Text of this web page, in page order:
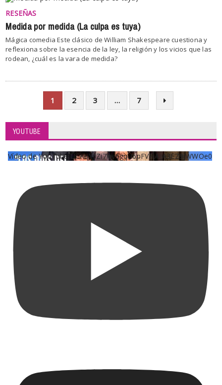
RESEÑAS
Medida por medida (La culpa es tuya)
Mágica comedia Este clásico de William Shakespeare cuestiona y
reflexiona sobre la esencia de la ley, la religión y los vicios que las
rodean, ¿cuál es la vara de medida?
1 2 3 … 7
YOUTUBE
Vídeo de YouTube UCKqYjiZi7lzy6gqU6pFVFiA_A3EZ9JWWOe0